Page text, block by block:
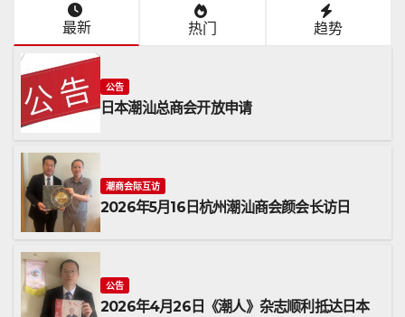
最新 热门 趋势
公告
日本潮汕总商会开放申请
潮商会际互访
2026年5月16日杭州潮汕商会颜会长访日
公告
2026年4月26日《潮人》杂志顺利抵达日本